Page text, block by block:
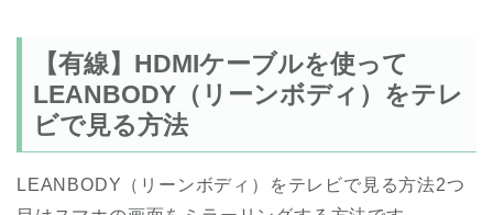
【有線】HDMIケーブルを使って
LEANBODY（リーンボディ）をテレ
ビで見る方法
LEANBODY（リーンボディ）をテレビで見る方法2つ